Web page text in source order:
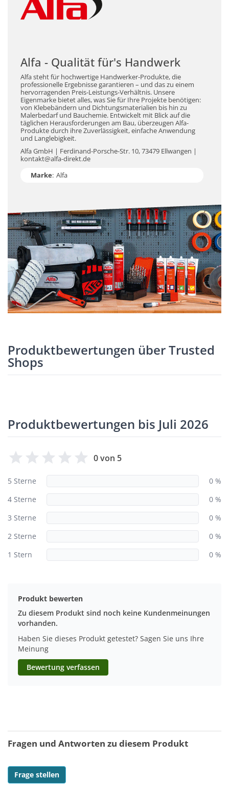
Alfa - Qualität für's Handwerk
Alfa steht für hochwertige Handwerker-Produkte, die
professionelle Ergebnisse garantieren – und das zu einem
hervorragenden Preis-Leistungs-Verhältnis. Unsere
Eigenmarke bietet alles, was Sie für Ihre Projekte benötigen:
von Klebebändern und Dichtungsmaterialien bis hin zu
Malerbedarf und Bauchemie. Entwickelt mit Blick auf die
täglichen Herausforderungen am Bau, überzeugen Alfa-
Produkte durch ihre Zuverlässigkeit, einfache Anwendung
und Langlebigkeit.
Alfa GmbH | Ferdinand-Porsche-Str. 10, 73479 Ellwangen |
kontakt@alfa-direkt.de
Marke: Alfa
Produktbewertungen über Trusted
Shops
Produktbewertungen bis Juli 2026
0 von 5
5 Sterne
0 %
4 Sterne
0 %
3 Sterne
0 %
2 Sterne
0 %
1 Stern
0 %
Produkt bewerten
Zu diesem Produkt sind noch keine Kundenmeinungen
vorhanden.
Haben Sie dieses Produkt getestet? Sagen Sie uns Ihre
Meinung
Bewertung verfassen
Fragen und Antworten zu diesem Produkt
Frage stellen